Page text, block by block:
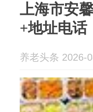
上海市安
+地址电话
养老头条 2026-